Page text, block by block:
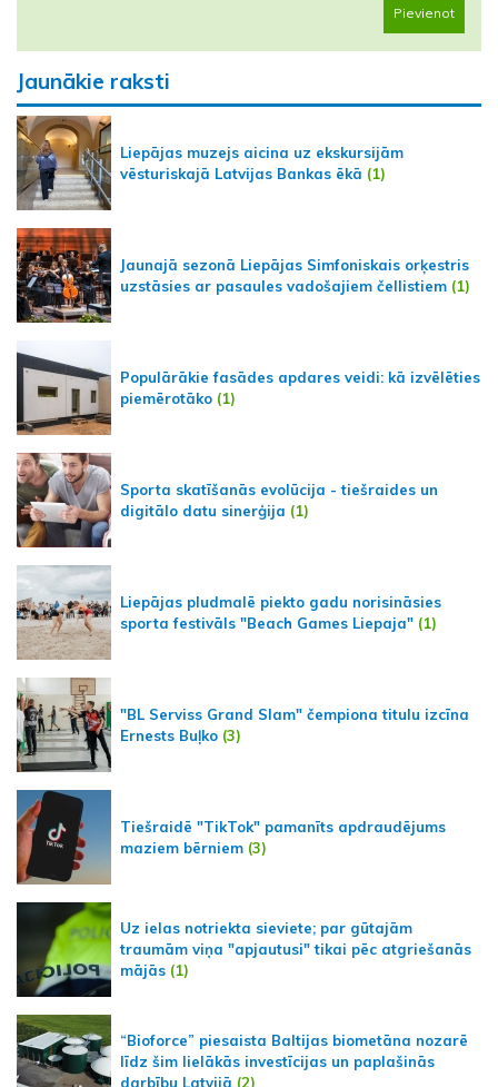
Pievienot
Jaunākie raksti
Liepājas muzejs aicina uz ekskursijām
vēsturiskajā Latvijas Bankas ēkā (1)
Jaunajā sezonā Liepājas Simfoniskais orķestris
uzstāsies ar pasaules vadošajiem čellistiem (1)
Populārākie fasādes apdares veidi: kā izvēlēties
piemērotāko (1)
Sporta skatīšanās evolūcija - tiešraides un
digitālo datu sinerģija (1)
Liepājas pludmalē piekto gadu norisināsies
sporta festivāls "Beach Games Liepaja" (1)
"BL Serviss Grand Slam" čempiona titulu izcīna
Ernests Buļko (3)
Tiešraidē "TikTok" pamanīts apdraudējums
maziem bērniem (3)
Uz ielas notriekta sieviete; par gūtajām
traumām viņa "apjautusi" tikai pēc atgriešanās
mājās (1)
“Bioforce” piesaista Baltijas biometāna nozarē
līdz šim lielākās investīcijas un paplašinās
darbību Latvijā (2)